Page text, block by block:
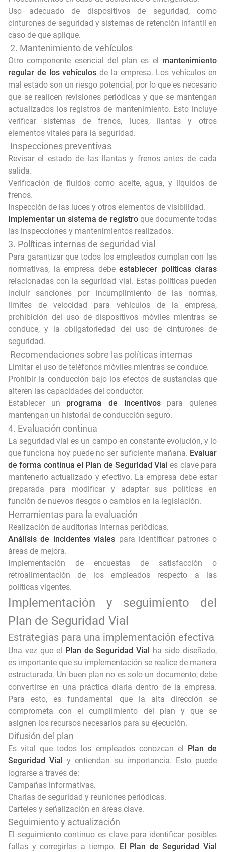
Uso adecuado de dispositivos de seguridad, como
cinturones de seguridad y sistemas de retención infantil en
caso de que aplique.
2. Mantenimiento de vehículos
Otro componente esencial del plan es el mantenimiento
regular de los vehículos de la empresa. Los vehículos en
mal estado son un riesgo potencial, por lo que es necesario
que se realicen revisiones periódicas y que se mantengan
actualizados los registros de mantenimiento. Esto incluye
verificar sistemas de frenos, luces, llantas y otros
elementos vitales para la seguridad.
Inspecciones preventivas
Revisar el estado de las llantas y frenos antes de cada
salida.
Verificación de fluidos como aceite, agua, y líquidos de
frenos.
Inspección de las luces y otros elementos de visibilidad.
Implementar un sistema de registroque documente todas
las inspecciones y mantenimientos realizados.
3. Políticas internas de seguridad vial
Para garantizar que todos los empleados cumplan con las
normativas, la empresa debe establecer políticas claras
relacionadas con la seguridad vial. Estas políticas pueden
incluir sanciones por incumplimiento de las normas,
límites de velocidad para vehículos de la empresa,
prohibición del uso de dispositivos móviles mientras se
conduce, y la obligatoriedad del uso de cinturones de
seguridad.
Recomendaciones sobre las políticas internas
Limitar el uso de teléfonos móviles mientras se conduce.
Prohibir la conducción bajo los efectos de sustancias que
alteren las capacidades del conductor.
Establecer un programa de incentivospara quienes
mantengan un historial de conducción seguro.
4. Evaluación continua
La seguridad vial es un campo en constante evolución, y lo
que funciona hoy puede no ser suficiente mañana. Evaluar
de forma continua el Plan de Seguridad Vial es clave para
mantenerlo actualizado y efectivo. La empresa debe estar
preparada para modificar y adaptar sus políticas en
función de nuevos riesgos o cambios en la legislación.
Herramientas para la evaluación
Realización de auditorías internas periódicas.
Análisis de incidentes viales para identificar patrones o
áreas de mejora.
Implementación de encuestas de satisfacción o
retroalimentación de los empleados respecto a las
políticas vigentes.
Implementación y seguimiento del
Plan de Seguridad Vial
Estrategias para una implementación efectiva
Una vez que el Plan de Seguridad Vial ha sido diseñado,
es importante que su implementación se realice de manera
estructurada. Un buen plan no es solo un documento; debe
convertirse en una práctica diaria dentro de la empresa.
Para esto, es fundamental que la alta dirección se
comprometa con el cumplimiento del plan y que se
asignen los recursos necesarios para su ejecución.
Difusión del plan
Es vital que todos los empleados conozcan el Plan de
Seguridad Vial y entiendan su importancia. Esto puede
lograrse a través de:
Campañas informativas.
Charlas de seguridad y reuniones periódicas.
Carteles y señalización en áreas clave.
Seguimiento y actualización
El seguimiento continuo es clave para identificar posibles
fallas y corregirlas a tiempo. El Plan de Seguridad Vial